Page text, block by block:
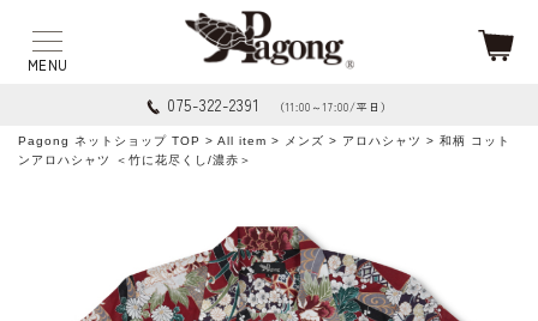
075-322-2391 （11:00～17:00/平日）
Pagong ネットショップ TOP > All item > メンズ > アロハシャツ > 和柄 コット
ンアロハシャツ ＜竹に花尽くし/濃赤＞